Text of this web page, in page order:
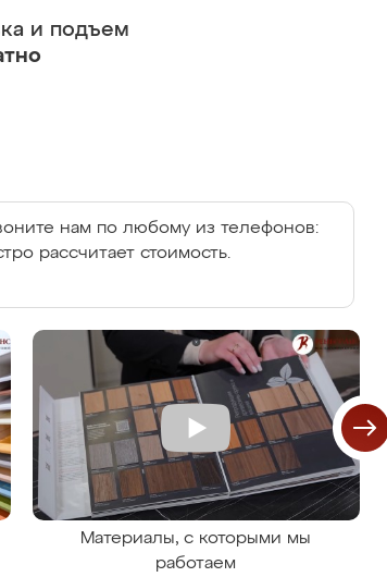
и подъем
нам по любому из телефонов:
рассчитает стоимость.
Материалы, с которыми мы
работаем